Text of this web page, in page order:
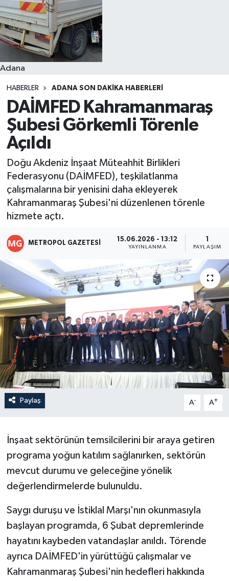
Adana
HABERLER ADANA SON DAKIKA HABERLERI
DAİMFED Kahramanmaraş
Şubesi Görkemli Törenle
Açıldı
Doğu Akdeniz İnşaat Müteahhit Birlikleri
Federasyonu (DAİMFED), teşkilatlanma
çalışmalarına bir yenisini daha ekleyerek
Kahramanmaraş Şubesi'ni düzenlenen törenle
hizmete açtı.
METROPOL GAZETESI 15.06.2026 - 13:12
YAYINLANMA PAYLAŞIM
Paylaş A- A+
İnşaat sektörünün temsilcilerini bir araya getiren
programa yoğun katılım sağlanırken, sektörün
mevcut durumu ve geleceğine yönelik
değerlendirmelerde bulunuldu.
Saygı duruşu ve İstiklal Marşı'nın okunmasıyla
başlayan programda, 6 Şubat depremlerinde
hayatını kaybeden vatandaşlar anıldı. Törende
ayrıca DAİMFED'in yürüttüğü çalışmalar ve
Kahramanmaraş Şubesi'nin hedefleri hakkında
Resmi İlanlar